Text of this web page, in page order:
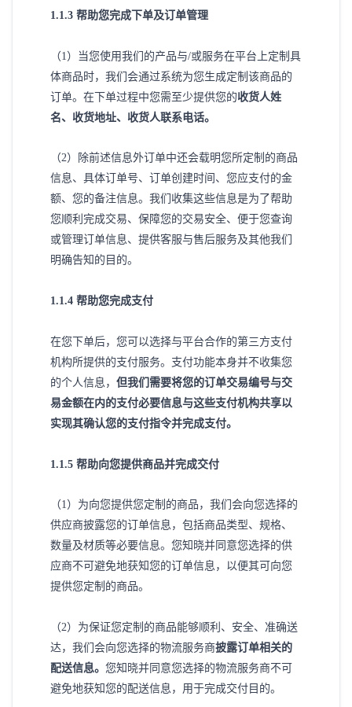
1.1.3 帮助您完成下单及订单管理
（1）当您使用我们的产品与/或服务在平台上定制具
体商品时，我们会通过系统为您生成定制该商品的
订单。在下单过程中您需至少提供您的收货人姓
名、收货地址、收货人联系电话。
（2）除前述信息外订单中还会载明您所定制的商品
信息、具体订单号、订单创建时间、您应支付的金
额、您的备注信息。我们收集这些信息是为了帮助
您顺利完成交易、保障您的交易安全、便于您查询
或管理订单信息、提供客服与售后服务及其他我们
明确告知的目的。
1.1.4 帮助您完成支付
在您下单后，您可以选择与平台合作的第三方支付
机构所提供的支付服务。支付功能本身并不收集您
的个人信息， 但我们需要将您的订单交易编号与交
易金额在内的支付必要信息与这些支付机构共享以
实现其确认您的支付指令并完成支付。
1.1.5 帮助向您提供商品并完成交付
（1）为向您提供您定制的商品，我们会向您选择的
供应商披露您的订单信息，包括商品类型、规格、
数量及材质等必要信息。您知晓并同意您选择的供
应商不可避免地获知您的订单信息，以便其可向您
提供您定制的商品。
（2）为保证您定制的商品能够顺利、安全、准确送
达，我们会向您选择的物流服务商披露订单相关的
配送信息。 您知晓并同意您选择的物流服务商不可
避免地获知您的配送信息，用于完成交付目的。